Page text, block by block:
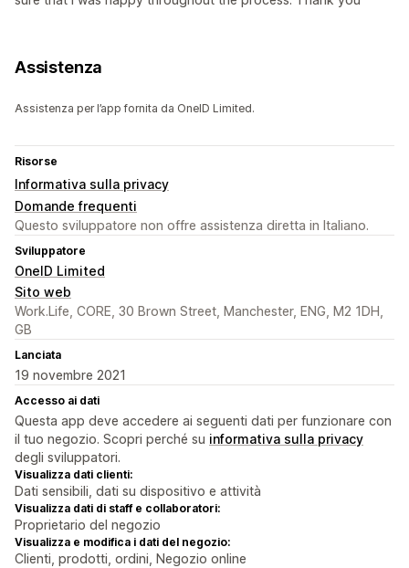
Assistenza
Assistenza per l’app fornita da OneID Limited.
Risorse
Informativa sulla privacy
Domande frequenti
Questo sviluppatore non offre assistenza diretta in Italiano.
Sviluppatore
OneID Limited
Sito web
Work.Life, CORE, 30 Brown Street, Manchester, ENG, M2 1DH,
GB
Lanciata
19 novembre 2021
Accesso ai dati
Questa app deve accedere ai seguenti dati per funzionare con
il tuo negozio. Scopri perché su informativa sulla privacy
degli sviluppatori.
Visualizza dati clienti:
Dati sensibili, dati su dispositivo e attività
Visualizza dati di staff e collaboratori:
Proprietario del negozio
Visualizza e modifica i dati del negozio:
Clienti, prodotti, ordini, Negozio online